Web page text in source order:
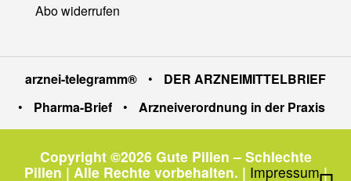
Abo widerrufen
arznei-telegramm® •
DER ARZNEIMITTELBRIEF
•
Pharma-Brief • Arzneiverordnung in der Praxis
Copyright ©2026 Gute Pillen – Schlechte
Pillen | Alle Rechte vorbehalten. | Impressum |